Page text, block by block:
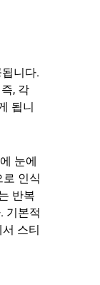
니다.
, 각
됩니
눈에
인식
반복
기본적
스티